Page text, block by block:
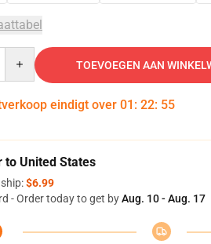
TOEVOEGEN AAN
eindigt over 01 : 22: 54
to United States
$6.99
- Order today to get byAug. 10 - Aug. 17